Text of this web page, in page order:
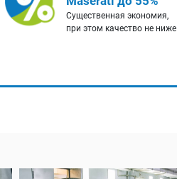
Существенная экономия,
при этом качество не ниже